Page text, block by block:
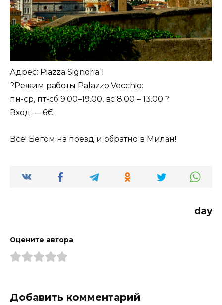
Адрес: Piazza Signoria 1
?Режим работы Palazzo Vecchio:
пн-ср, пт-сб 9.00–19.00, вс 8.00 – 13.00 ?
Вход — 6€
Все! Бегом на поезд и обратно в Милан!
day
Оцените автора
Добавить комментарий